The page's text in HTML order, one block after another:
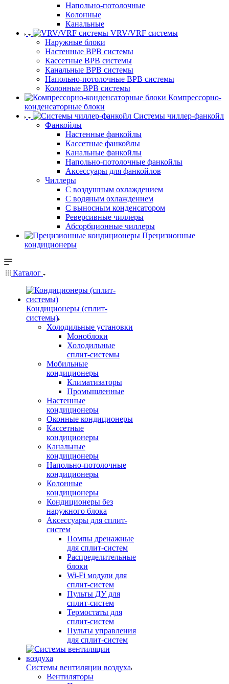
Напольно-потолочные
Колонные
Канальные
VRV/VRF системы
Наружные блоки
Настенные ВРВ системы
Кассетные ВРВ системы
Канальные ВРВ системы
Напольно-потолочные ВРВ системы
Колонные ВРВ системы
Компрессорно-
конденсаторные блоки
Системы чиллер-фанкойл
Фанкойлы
Настенные фанкойлы
Кассетные фанкойлы
Канальные фанкойлы
Напольно-потолочные фанкойлы
Аксессуары для фанкойлов
Чиллеры
С воздушным охлаждением
С водяным охлаждением
С выносным конденсатором
Реверсивные чиллеры
Абсорбционные чиллеры
Прецизионные
кондиционеры
Каталог
Кондиционеры (сплит-
системы)
Холодильные установки
Моноблоки
Холодильные
сплит-системы
Мобильные
кондиционеры
Климатизаторы
Промышленные
Настенные
кондиционеры
Оконные кондиционеры
Кассетные
кондиционеры
Канальные
кондиционеры
Напольно-потолочные
кондиционеры
Колонные
кондиционеры
Кондиционеры без
наружного блока
Аксессуары для сплит-
систем
Помпы дренажные
для сплит-систем
Распределительные
блоки
Wi-Fi модули для
сплит-систем
Пульты ДУ для
сплит-систем
Термостаты для
сплит-систем
Пульты управления
для сплит-систем
Системы вентиляции воздуха
Вентиляторы